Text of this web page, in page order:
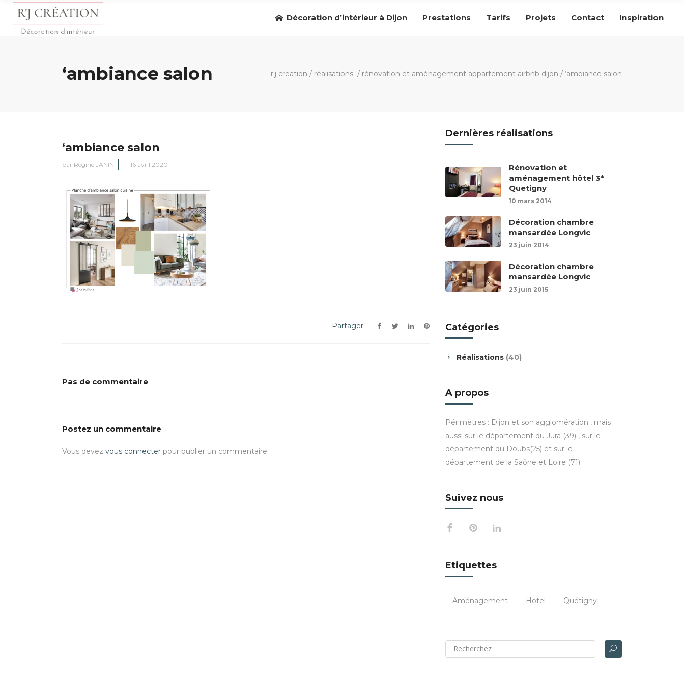
Décoration d’intérieur à Dijon Prestations Tarifs Projets Contact Inspiration
‘ambiance salon r'j creation / réalisations / rénovation et aménagement appartement airbnb dijon / ‘ambiance salon
‘ambiance salon
par Régine JANIN 16 avril 2020
Partager:
Pas de commentaire
Postez un commentaire
Vous devez vous connecter pour publier un commentaire.
Dernières réalisations
Rénovation et
aménagement hôtel 3*
Quetigny
10 mars 2014
Décoration chambre
mansardée Longvic
23 juin 2014
Décoration chambre
mansardée Longvic
23 juin 2015
Catégories
Réalisations (40)
A propos
Périmètres : Dijon et son agglomération , mais
aussi sur le département du Jura (39) , sur le
département du Doubs(25) et sur le
département de la Saône et Loire (71).
Suivez nous
Etiquettes
Aménagement Hotel Quétigny